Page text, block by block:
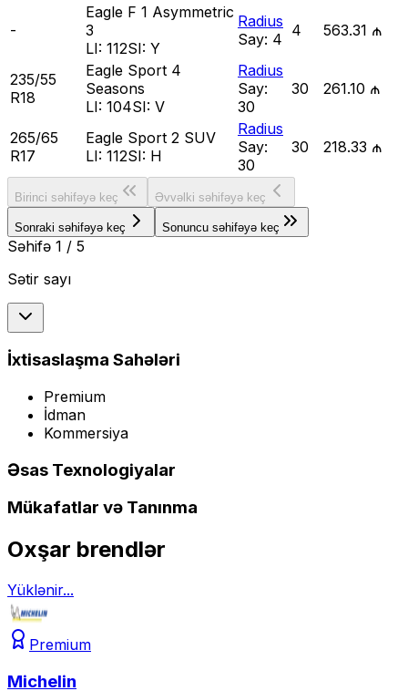
-
Eagle F 1 Asymmetric
3
LI: 112SI: Y
Radius
Say: 4 4 563.31 ₼
235/55
R18
Eagle Sport 4
Seasons
LI: 104SI: V
Radius
Say:
30
30 261.10 ₼
265/65
R17
Eagle Sport 2 SUV
LI: 112SI: H
Radius
Say:
30
30 218.33 ₼
Birinci səhifəyə keç Əvvəlki səhifəyə keç
Sonraki səhifəyə keç Sonuncu səhifəyə keç
Səhifə 1 / 5
Sətir sayı
İxtisaslaşma Sahələri
Premium
İdman
Kommersiya
Əsas Texnologiyalar
Mükafatlar və Tanınma
Oxşar brendlər
Yüklənir...
Premium
Michelin